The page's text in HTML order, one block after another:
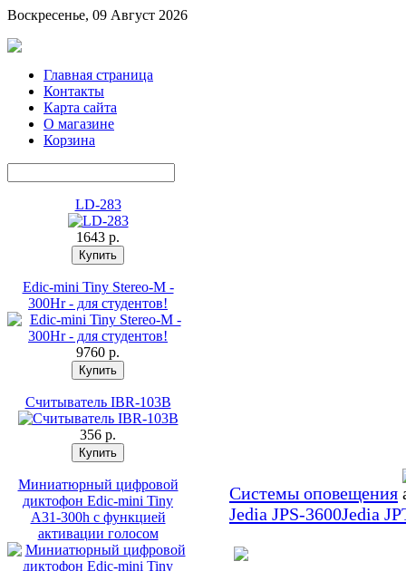
Воскресенье, 09 Август 2026
Главная страница
Контакты
Карта сайта
О магазине
Корзина
LD-283
1643 p.
Edic-mini Tiny Stereo-M -
300Hr - для студентов!
9760 p.
Считыватель IBR-103В
356 p.
Миниатюрный цифровой
диктофон Edic-mini Tiny
A31-300h с функцией
активации голосом
Системы оповещения
Jedia JPS-3600Jedia